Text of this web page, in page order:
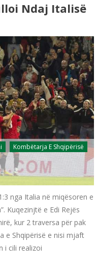
Ndaj Italisë
Kombëtarja E Shqipërisë
nga Italia në miqësoren e
Kuqezinjtë e Edi Rejës
kur 2 traversa për pak
e Shqipërisë e nisi mjaft
i cili realizoi